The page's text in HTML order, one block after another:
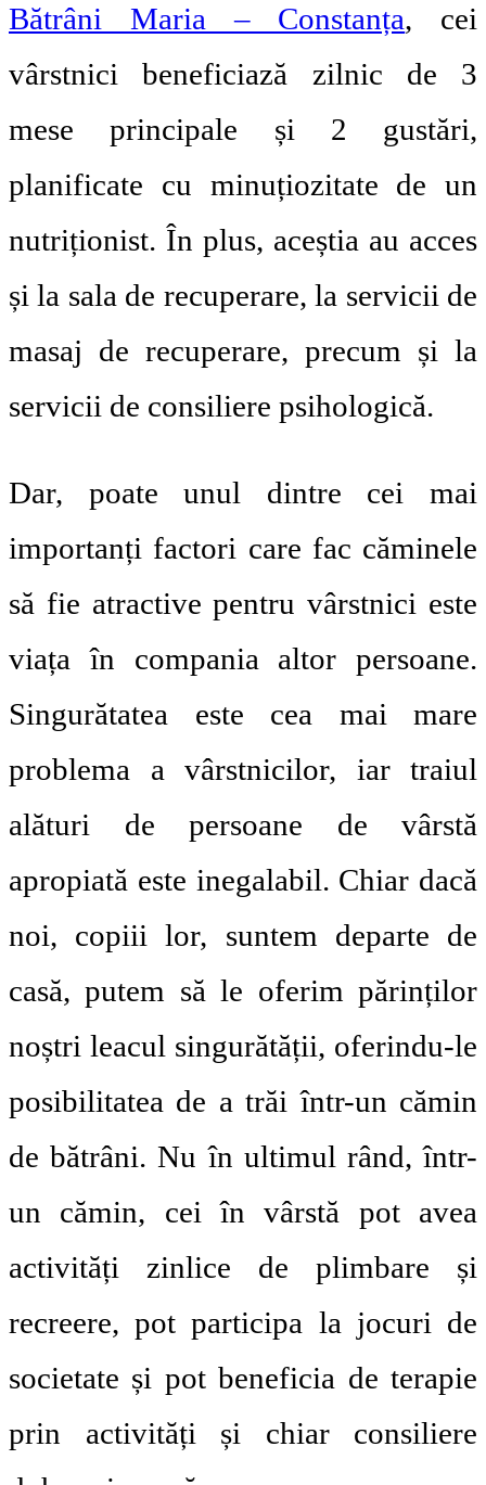
Bătrâni Maria – Constanța, cei
vârstnici beneficiază zilnic de 3
mese principale și 2 gustări,
planificate cu minuțiozitate de un
nutriționist. În plus, aceștia au acces
și la sala de recuperare, la servicii de
masaj de recuperare, precum și la
servicii de consiliere psihologică.
Dar, poate unul dintre cei mai
importanți factori care fac căminele
să fie atractive pentru vârstnici este
viața în compania altor persoane.
Singurătatea este cea mai mare
problema a vârstnicilor, iar traiul
alături de persoane de vârstă
apropiată este inegalabil. Chiar dacă
noi, copiii lor, suntem departe de
casă, putem să le oferim părinților
noștri leacul singurătății, oferindu-le
posibilitatea de a trăi într-un cămin
de bătrâni. Nu în ultimul rând, într-
un cămin, cei în vârstă pot avea
activități zinlice de plimbare și
recreere, pot participa la jocuri de
societate și pot beneficia de terapie
prin activități și chiar consiliere